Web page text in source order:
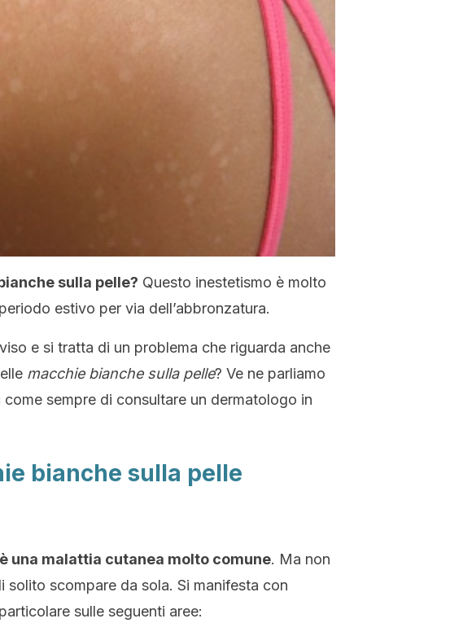
sulla pelle? Questo inestetismo è molto
estivo per via dell’abbronzatura.
e si tratta di un problema che riguarda anche
macchie bianche sulla pelle? Ve ne parliamo
sempre di consultare un dermatologo in
bianche sulla pelle
una malattia cutanea molto comune. Ma non
scompare da sola. Si manifesta con
sulle seguenti aree: